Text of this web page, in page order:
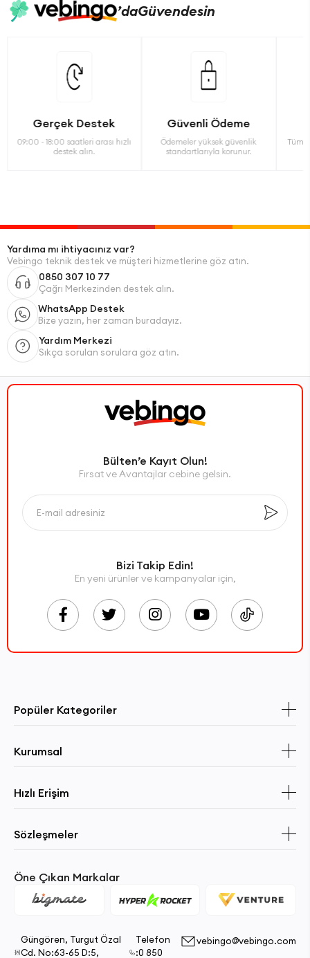
’daGüvendesin
Gerçek Destek
09:00 - 18:00 saatleri arası hızlı
destek alın.
Güvenli Ödeme
Ödemeler yüksek güvenlik
standartlarıyla korunur.
Tüm
Yardıma mı ihtiyacınız var?
Vebingo teknik destek ve müşteri hizmetlerine göz atın.
0850 307 10 77
Çağrı Merkezinden destek alın.
WhatsApp Destek
Bize yazın, her zaman buradayız.
Yardım Merkezi
Sıkça sorulan sorulara göz atın.
Bülten’e Kayıt Olun!
Fırsat ve Avantajlar cebine gelsin.
Bizi Takip Edin!
En yeni ürünler ve kampanyalar için,
Popüler Kategoriler
Kurumsal
Hızlı Erişim
Sözleşmeler
Öne Çıkan Markalar
Güngören, Turgut Özal
Cd. No:63-65 D:5,
Telefon
:0 850
vebingo@vebingo.com